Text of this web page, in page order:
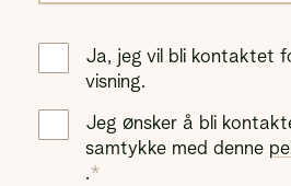
Ja, jeg vil bli kontaktet
visning.
Jeg ønsker å bli
samtykke med denne
.